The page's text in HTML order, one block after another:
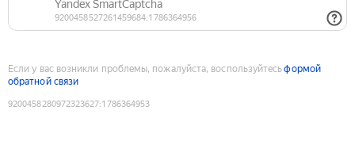
Если у вас возникли проблемы, пожалуйста, воспользуйтесьформой
обратной связи
9200458280972323627:1786364953